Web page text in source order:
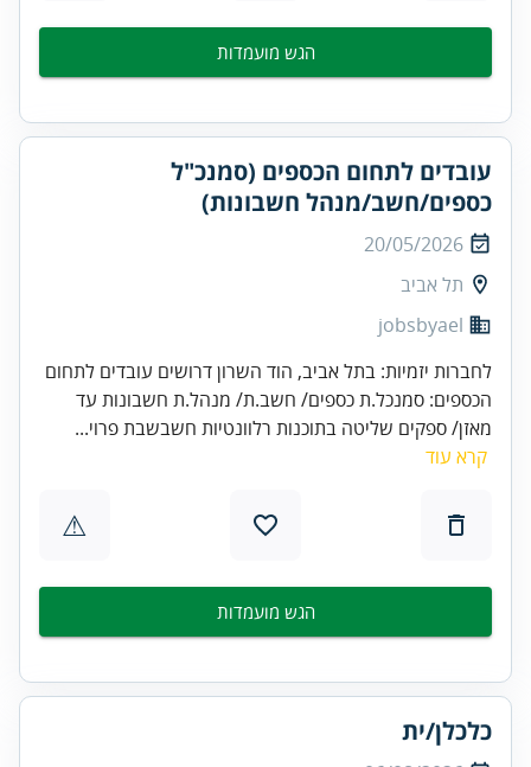
הגש מועמדות
עובדים לתחום הכספים (סמנכ"ל
כספים/חשב/מנהל חשבונות)
20/05/2026
תל אביב
jobsbyael
לחברות יזמיות: בתל אביב, הוד השרון דרושים עובדים לתחום
הכספים: סמנכל.ת כספים/ חשב.ת/ מנהל.ת חשבונות עד
מאזן/ ספקים שליטה בתוכנות רלוונטיות חשבשבת פרוי...
קרא עוד
⚠
הגש מועמדות
כלכלן/ית